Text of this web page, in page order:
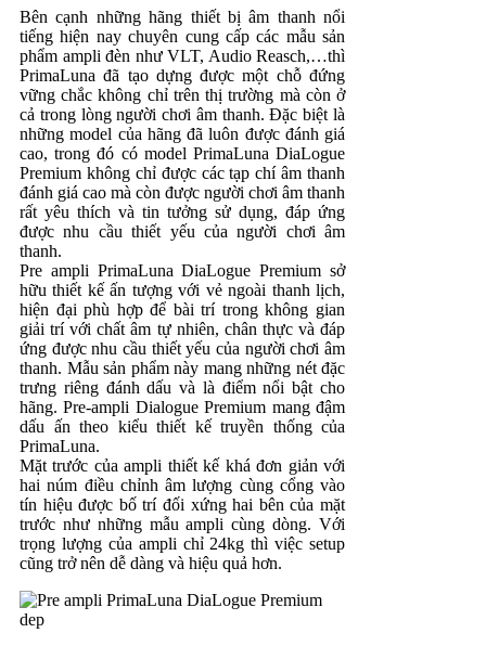
Bên cạnh những hãng thiết bị âm thanh nổi
tiếng hiện nay chuyên cung cấp các mẫu sản
phẩm ampli đèn như VLT, Audio Reasch,…thì
PrimaLuna đã tạo dựng được một chỗ đứng
vững chắc không chỉ trên thị trường mà còn ở
cả trong lòng người chơi âm thanh. Đặc biệt là
những model của hãng đã luôn được đánh giá
cao, trong đó có model PrimaLuna DiaLogue
Premium không chỉ được các tạp chí âm thanh
đánh giá cao mà còn được người chơi âm thanh
rất yêu thích và tin tưởng sử dụng, đáp ứng
được nhu cầu thiết yếu của người chơi âm
thanh.
Pre ampli PrimaLuna DiaLogue Premium sở
hữu thiết kế ấn tượng với vẻ ngoài thanh lịch,
hiện đại phù hợp để bài trí trong không gian
giải trí với chất âm tự nhiên, chân thực và đáp
ứng được nhu cầu thiết yếu của người chơi âm
thanh. Mẫu sản phẩm này mang những nét đặc
trưng riêng đánh dấu và là điểm nổi bật cho
hãng. Pre-ampli Dialogue Premium mang đậm
dấu ấn theo kiểu thiết kế truyền thống của
PrimaLuna.
Mặt trước của ampli thiết kế khá đơn giản với
hai núm điều chỉnh âm lượng cùng cổng vào
tín hiệu được bố trí đối xứng hai bên của mặt
trước như những mẫu ampli cùng dòng. Với
trọng lượng của ampli chỉ 24kg thì việc setup
cũng trở nên dễ dàng và hiệu quả hơn.